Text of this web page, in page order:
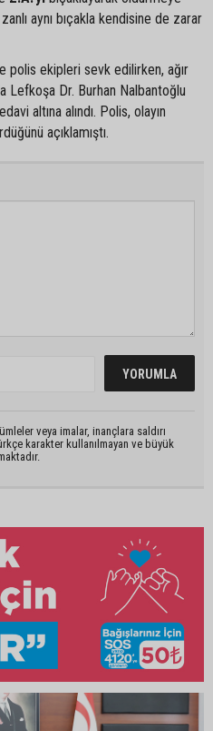
aynı bıçakla kendisine de zarar
polis ekipleri sevk edilirken, ağır
Lefkoşa Dr. Burhan Nalbantoğlu
altına alındı. Polis, olayın
açıklamıştı.
veya imalar, inançlara saldırı
karakter kullanılmayan ve büyük